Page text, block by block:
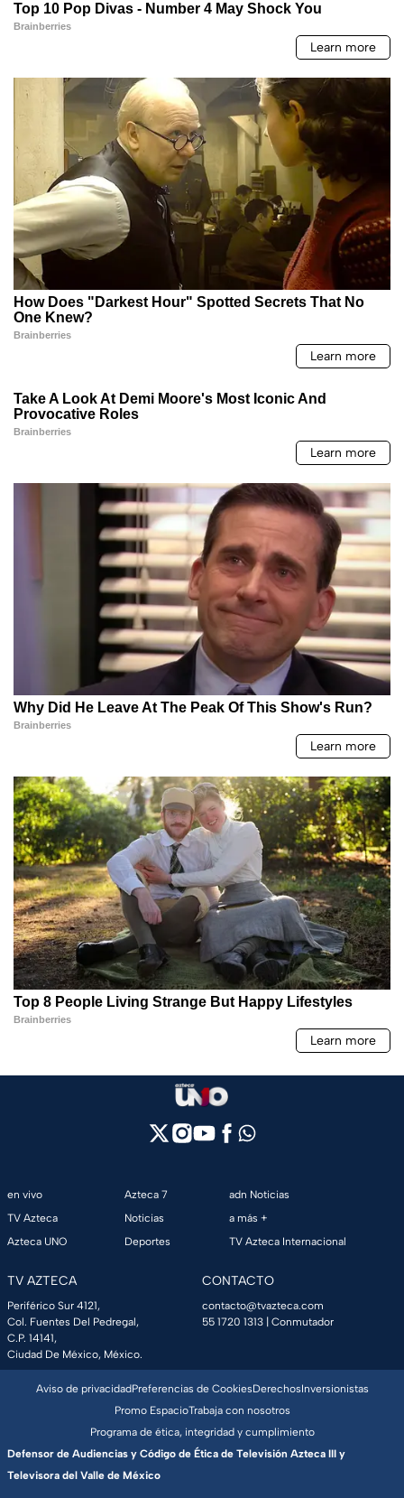
en vivo
TV Azteca
Azteca UNO
Azteca 7
Noticias
Deportes
adn Noticias
a más +
TV Azteca Internacional
TV AZTECA
Periférico Sur 4121,
Col. Fuentes Del Pedregal,
C.P. 14141,
Ciudad De México, México.
CONTACTO
contacto@tvazteca.com
55 1720 1313 | Conmutador
Aviso de privacidadPreferencias de CookiesDerechosInversionistas
Promo EspacioTrabaja con nosotros
Programa de ética, integridad y cumplimiento
Defensor de Audiencias y Código de Ética de Televisión Azteca III y
Televisora del Valle de México